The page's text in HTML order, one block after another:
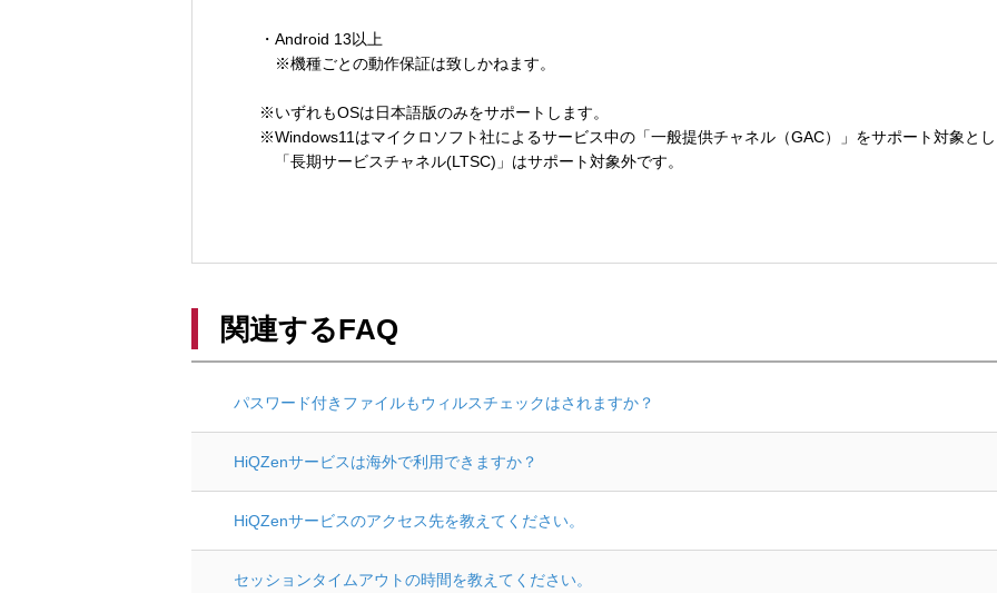
・Android 13以上
※機種ごとの動作保証は致しかねます。
※いずれもOSは日本語版のみをサポートします。
※Windows11はマイクロソフト社によるサービス中の「一般提供チャネル（GAC）」をサポート対象と
「長期サービスチャネル(LTSC)」はサポート対象外です。
関連するFAQ
パスワード付きファイルもウィルスチェックはされますか？
HiQZenサービスは海外で利用できますか？
HiQZenサービスのアクセス先を教えてください。
セッションタイムアウトの時間を教えてください。